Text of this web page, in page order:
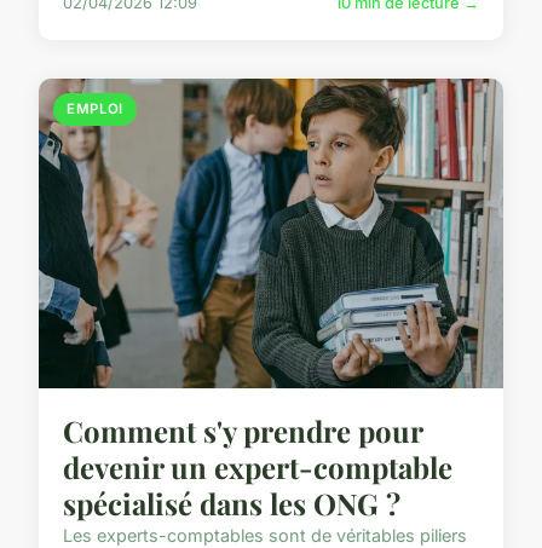
EMPLOI
Comment s'y prendre pour
devenir un expert-comptable
spécialisé dans les ONG ?
Les experts-comptables sont de véritables piliers